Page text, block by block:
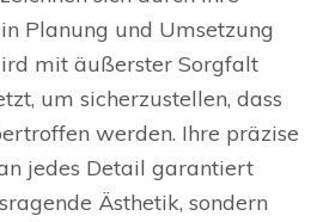
Planung und Umsetzung
mit äußerster Sorgfalt
um sicherzustellen, dass
werden. Ihre präzise
jedes Detail garantiert
Ästhetik, sondern